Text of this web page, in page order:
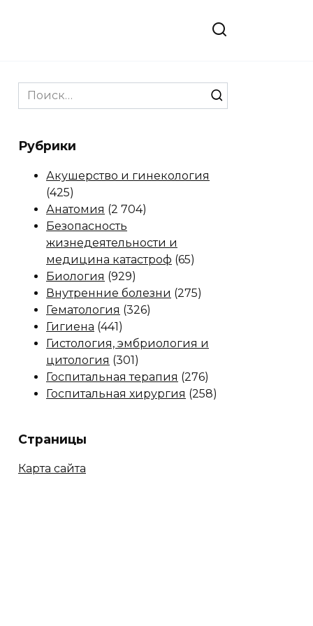
Search
for:
Рубрики
Акушерство и гинекология
(425)
Анатомия (2 704)
Безопасность
жизнедеятельности и
медицина катастроф (65)
Биология (929)
Внутренние болезни (275)
Гематология (326)
Гигиена (441)
Гистология, эмбриология и
цитология (301)
Госпитальная терапия (276)
Госпитальная хирургия (258)
Страницы
Карта сайта